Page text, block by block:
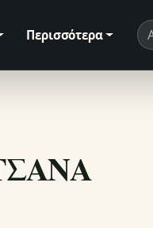
Περισσότερα